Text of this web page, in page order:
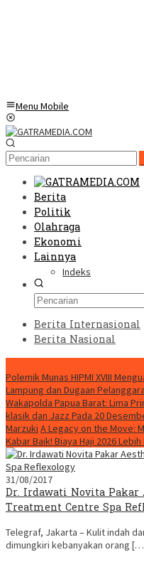
Menu Mobile
Berita
Politik
Olahraga
Ekonomi
Lainnya
Indeks
Berita Internasional
Berita Nasional
Polemik Munas HIPMI XVIII
Lampung dan Dugaan
Wakapolda Papua Barat: Lima
klasik dan Jazz Pada 20
Marzuki A Legacy on the Move:
Kabar Baik! Biaya Haji 2026
31/08/2017
Dr. Irdawati Novita Pakar
Treatment Centre Spa
Telegraf, Jakarta – Kulit indah
dimungkiri kebanyakan orang